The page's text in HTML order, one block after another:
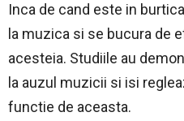
Inca de cand este in
la muzica si se bucura de
acesteia. Studiile au
la auzul muzicii si isi
functie de aceasta.